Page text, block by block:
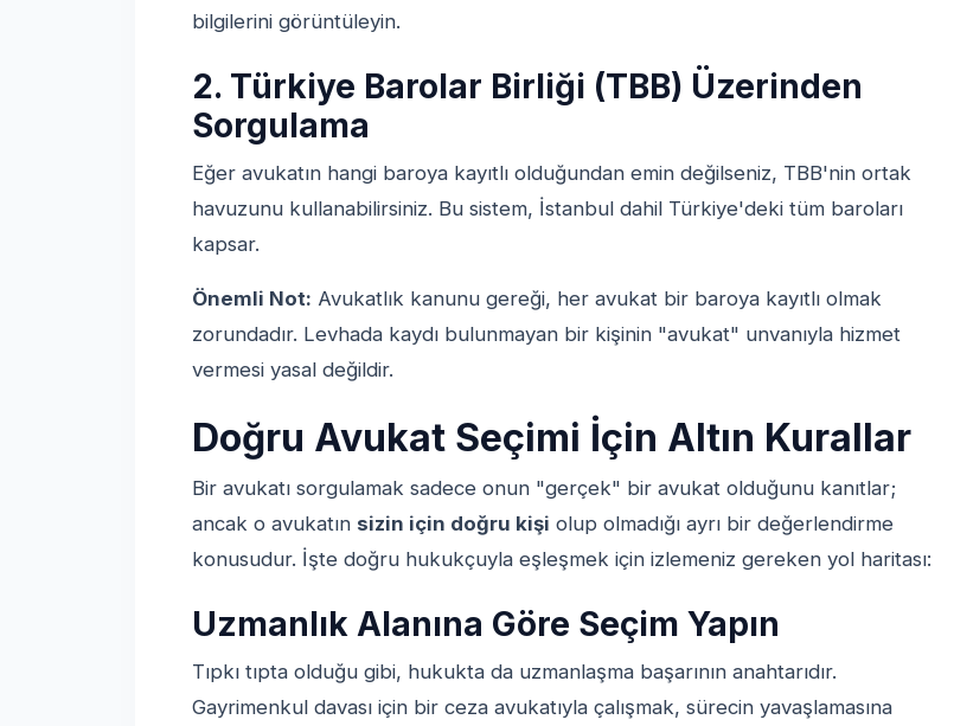
bilgilerini görüntüleyin.
2. Türkiye Barolar Birliği (TBB) Üzerinden
Sorgulama
Eğer avukatın hangi baroya kayıtlı olduğundan emin değilseniz, TBB'nin ortak
havuzunu kullanabilirsiniz. Bu sistem, İstanbul dahil Türkiye'deki tüm baroları
kapsar.
Önemli Not: Avukatlık kanunu gereği, her avukat bir baroya kayıtlı olmak
zorundadır. Levhada kaydı bulunmayan bir kişinin "avukat" unvanıyla hizmet
vermesi yasal değildir.
Doğru Avukat Seçimi İçin Altın Kurallar
Bir avukatı sorgulamak sadece onun "gerçek" bir avukat olduğunu kanıtlar;
ancak o avukatın sizin için doğru kişi olup olmadığı ayrı bir değerlendirme
konusudur. İşte doğru hukukçuyla eşleşmek için izlemeniz gereken yol haritası:
Uzmanlık Alanına Göre Seçim Yapın
Tıpkı tıpta olduğu gibi, hukukta da uzmanlaşma başarının anahtarıdır.
Gayrimenkul davası için bir ceza avukatıyla çalışmak, sürecin yavaşlamasına